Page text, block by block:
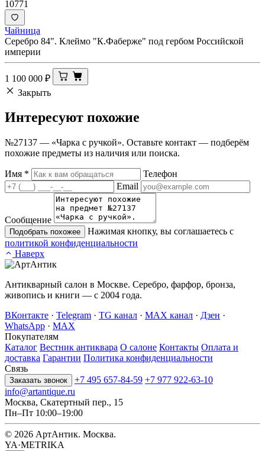
10771
Чайница
Серебро 84". Клеймо "К.Фаберже" под гербом Российской
империи
1 100 000 ₽
Закрыть
Интересуют похожие
№27137 — «Чарка с ручкой». Оставьте контакт — подберём
похожие предметы из наличия или поиска.
Имя *
Телефон
Email
Сообщение
Подобрать похожее
Нажимая кнопку, вы соглашаетесь с
политикой конфиденциальности
Наверх
Антикварный салон в Москве. Серебро, фарфор, бронза,
живопись и книги — с 2004 года.
ВКонтакте · Telegram · TG канал · MAX канал · Дзен ·
WhatsApp · MAX
Покупателям
Каталог Вестник антиквара О салоне Контакты Оплата и
доставка Гарантии Политика конфиденциальности
Связь
Заказать звонок +7 495 657-84-59 +7 977 922-63-10
info@artantique.ru
Москва, Скатертный пер., 15
Пн–Пт 10:00–19:00
© 2026 АртАнтик. Москва.
YA·METRIKA